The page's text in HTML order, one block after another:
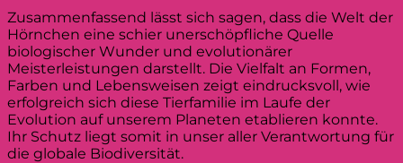
Zusammenfassend lässt sich sagen, dass die Welt der
Hörnchen eine schier unerschöpfliche Quelle
biologischer Wunder und evolutionärer
Meisterleistungen darstellt. Die Vielfalt an Formen,
Farben und Lebensweisen zeigt eindrucksvoll, wie
erfolgreich sich diese Tierfamilie im Laufe der
Evolution auf unserem Planeten etablieren konnte.
Ihr Schutz liegt somit in unser aller Verantwortung für
die globale Biodiversität.